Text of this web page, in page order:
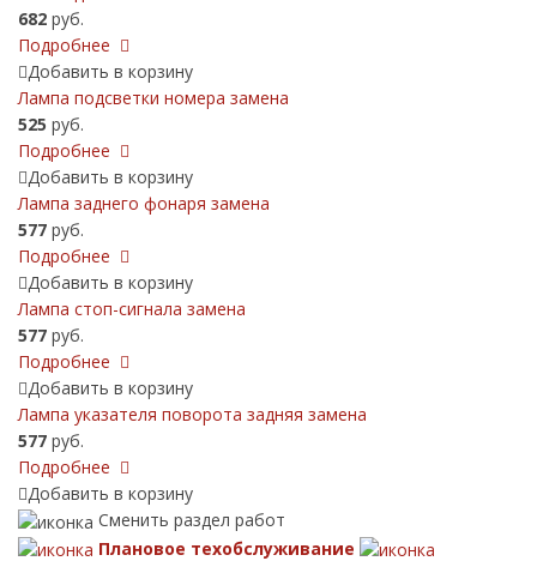
682 руб.
Подробнее
Добавить в корзину
Лампа подсветки номера замена
525 руб.
Подробнее
Добавить в корзину
Лампа заднего фонаря замена
577 руб.
Подробнее
Добавить в корзину
Лампа стоп-сигнала замена
577 руб.
Подробнее
Добавить в корзину
Лампа указателя поворота задняя замена
577 руб.
Подробнее
Добавить в корзину
Сменить раздел работ
Плановое техобслуживание